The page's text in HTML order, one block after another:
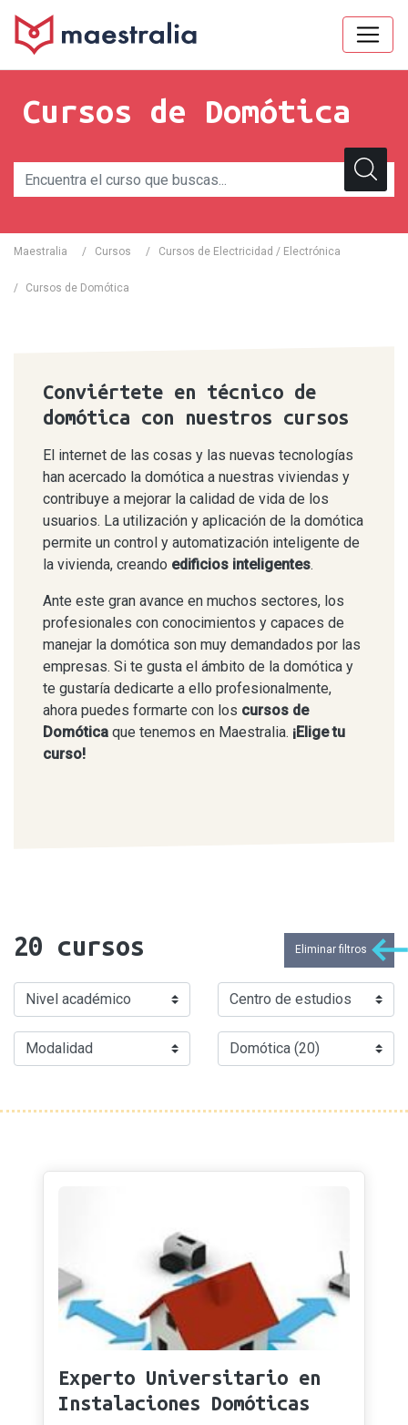
Cursos de Domótica
Maestralia / Cursos / Cursos de Electricidad / Electrónica
/ Cursos de Domótica
Conviértete en técnico de
domótica con nuestros cursos
El internet de las cosas y las nuevas tecnologías
han acercado la domótica a nuestras viviendas y
contribuye a mejorar la calidad de vida de los
usuarios. La utilización y aplicación de la domótica
permite un control y automatización inteligente de
la vivienda, creando edificios inteligentes.
Ante este gran avance en muchos sectores, los
profesionales con conocimientos y capaces de
manejar la domótica son muy demandados por las
empresas. Si te gusta el ámbito de la domótica y
te gustaría dedicarte a ello profesionalmente,
ahora puedes formarte con los cursos de
Domótica que tenemos en Maestralia. ¡Elige tu
curso!
20 cursos Eliminar filtros
Experto Universitario en
Instalaciones Domóticas